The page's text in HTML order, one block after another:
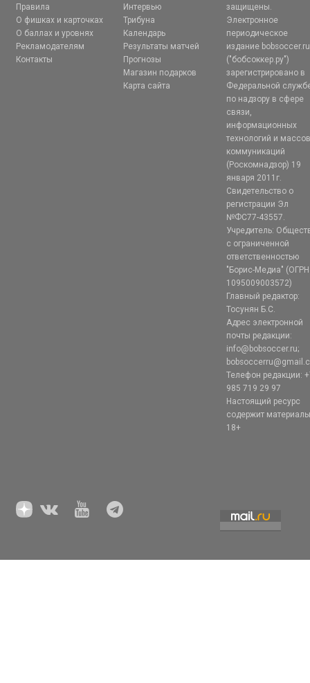
Правила
О фишках и карточках
О баллах и уровнях
Рекламодателям
Контакты
Интервью
Трибуна
Календарь
Результаты матчей
Прогнозы
Магазин подарков
Карта сайта
защищены.
Электронное
периодическое
издание bobsoccer.ru
("бобсоккер.ру")
зарегистрировано в
Федеральной
по надзору в сфере
связи,
информационных
технологий и
коммуникаций
(Роскомнадзор) 19
января 2011г.
Свидетельство о
регистрации Эл
№ФС77-43557.
Учредитель:
с ограниченной
ответственностью
"Борис-Медиа" (ОГРН
1095009003572)
Главный редактор:
Тосунян Б.С.
Адрес электронной
почты редакции:
info@bobsoccer.ru;
Телефон редакции:
985 719 29 97
Настоящий ресурс
содержит
18+